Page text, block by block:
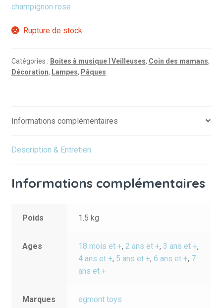
champignon rose
Rupture de stock
Catégories : Boites à musique Ⅰ Veilleuses, Coin des mamans,
Décoration, Lampes, Pâques
Informations complémentaires
Description & Entretien
Informations complémentaires
Poids 1.5 kg
Ages 18 mois et +,2 ans et +,3 ans et +,
4 ans et +, 5 ans et +,6 ans et +, 7
ans et +
Marques egmont toys